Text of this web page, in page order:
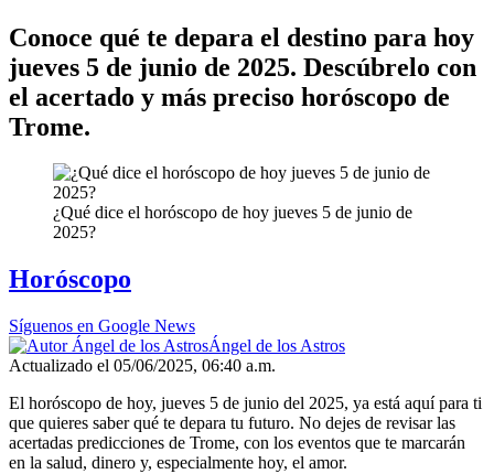
Conoce qué te depara el destino para hoy
jueves 5 de junio de 2025. Descúbrelo con
el acertado y más preciso horóscopo de
Trome.
¿Qué dice el horóscopo de hoy jueves 5 de junio de
2025?
Horóscopo
Síguenos en Google News
Ángel de los Astros
Actualizado el 05/06/2025, 06:40 a.m.
El horóscopo de hoy, jueves 5 de junio del 2025, ya está aquí para ti
que quieres saber qué te depara tu futuro. No dejes de revisar las
acertadas predicciones de Trome, con los eventos que te marcarán
en la salud, dinero y, especialmente hoy, el amor.